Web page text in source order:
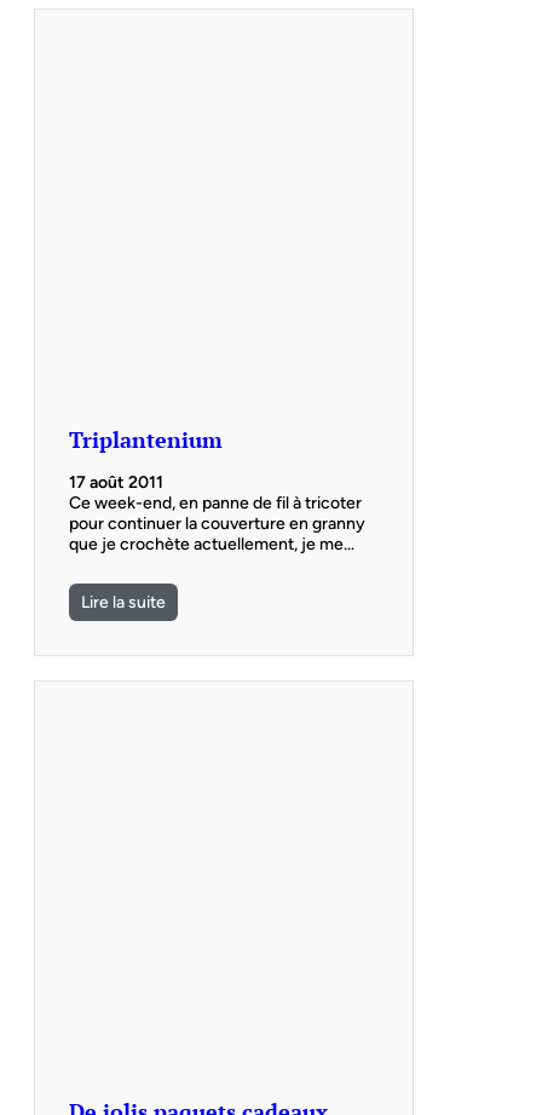
Triplantenium
17 août 2011
Ce week-end, en panne de fil à tricoter
pour continuer la couverture en granny
que je crochète actuellement, je me…
Lire la suite